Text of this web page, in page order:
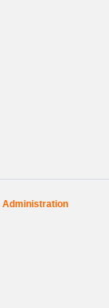
Administration